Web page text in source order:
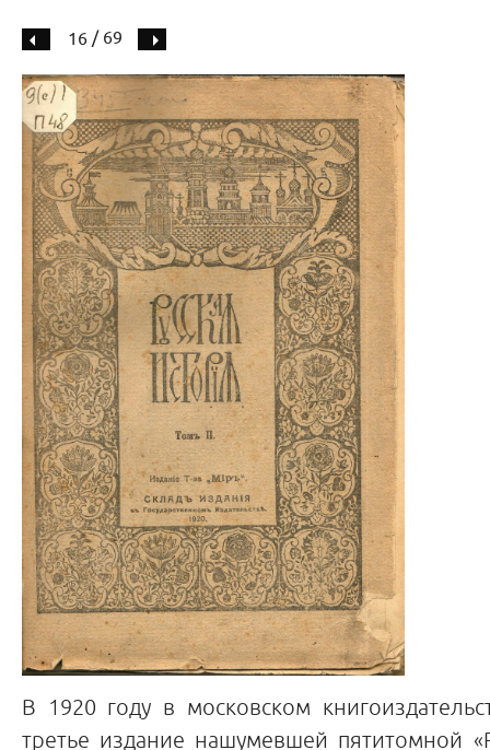
16 / 69
В 1920 году в московском
третье издание нашумевшей пятитомной